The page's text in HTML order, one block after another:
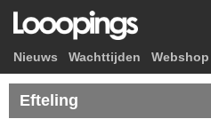
Nieuws Wachttijden Webshop
Efteling